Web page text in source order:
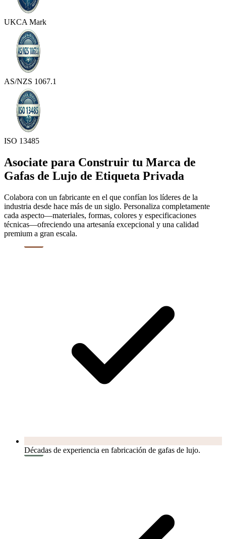
UKCA Mark
AS/NZS 1067.1
ISO 13485
Asociate para Construir tu Marca de
Gafas de Lujo de Etiqueta Privada
Colabora con un fabricante en el que confían los líderes de la
industria desde hace más de un siglo. Personaliza completamente
cada aspecto—materiales, formas, colores y especificaciones
técnicas—ofreciendo una artesanía excepcional y una calidad
premium a gran escala.
Décadas de experiencia en fabricación de gafas de lujo.